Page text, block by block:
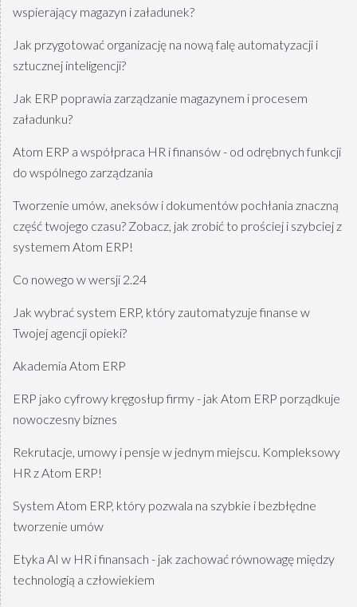
wspierający magazyn i załadunek?
Jak przygotować organizację na nową falę automatyzacji i
sztucznej inteligencji?
Jak ERP poprawia zarządzanie magazynem i procesem
załadunku?
Atom ERP a współpraca HR i finansów - od odrębnych funkcji
do wspólnego zarządzania
Tworzenie umów, aneksów i dokumentów pochłania znaczną
część twojego czasu? Zobacz, jak zrobić to prościej i szybciej z
systemem Atom ERP!
Co nowego w wersji 2.24
Jak wybrać system ERP, który zautomatyzuje finanse w
Twojej agencji opieki?
Akademia Atom ERP
ERP jako cyfrowy kręgosłup firmy - jak Atom ERP porządkuje
nowoczesny biznes
Rekrutacje, umowy i pensje w jednym miejscu. Kompleksowy
HR z Atom ERP!
System Atom ERP, który pozwala na szybkie i bezbłędne
tworzenie umów
Etyka AI w HR i finansach - jak zachować równowagę między
technologią a człowiekiem